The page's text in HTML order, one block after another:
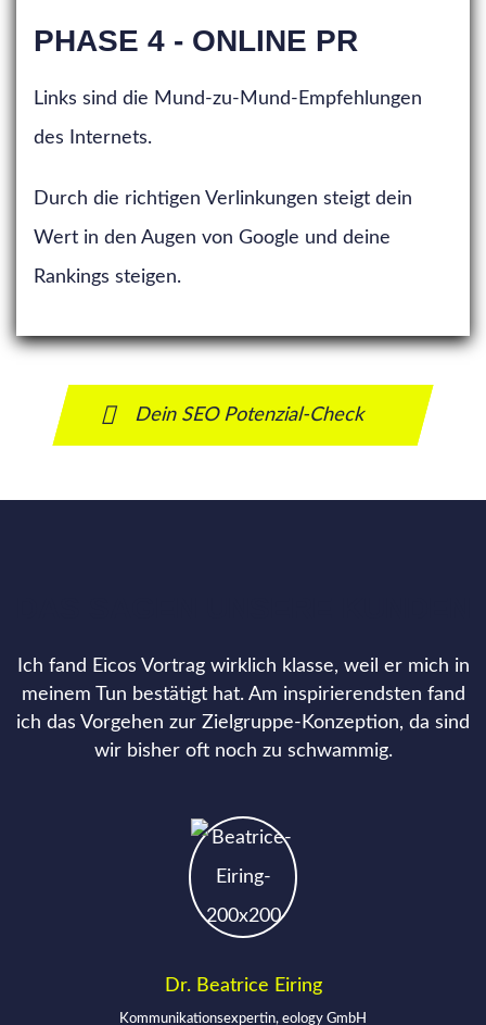
PHASE 4 - ONLINE PR
Links sind die Mund-zu-Mund-Empfehlungen
des Internets.
Durch die richtigen Verlinkungen steigt dein
Wert in den Augen von Google und deine
Rankings steigen.
Dein SEO Potenzial-Check
Ich fand Eicos Vortrag wirklich klasse, weil er mich in
meinem Tun bestätigt hat. Am inspirierendsten fand
ich das Vorgehen zur Zielgruppe-Konzeption, da sind
wir bisher oft noch zu schwammig.
Dr. Beatrice Eiring
Kommunikationsexpertin, eology GmbH